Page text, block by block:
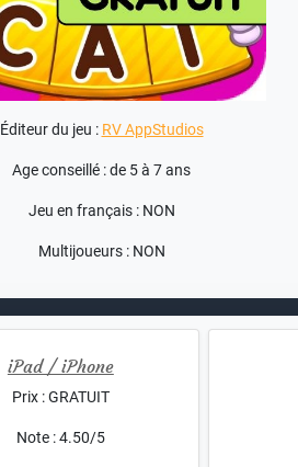
Éditeur du jeu : RV AppStudios
Age conseillé : de 5 à 7 ans
Jeu en français : NON
Multijoueurs : NON
iPad / iPhone
Prix : GRATUIT
Note : 4.50/5